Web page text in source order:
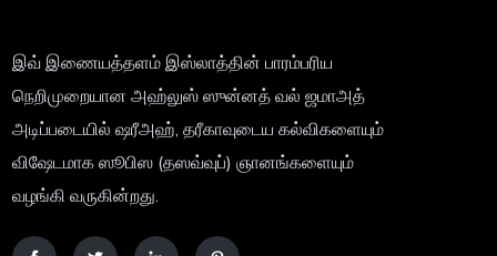
இவ் இணையத்தளம் இஸ்லாத்தின் பாரம்பரிய
நெறிமுறையான அஹ்லுஸ் ஸுன்னத் வல் ஜமாஅத்
அடிப்படையில் ஷரீஅஹ், தரீகாவுடைய கல்விகளையும்
விஷேடமாக ஸூபிஸ (தஸவ்வுப்) ஞானங்களையும்
வழங்கி வருகின்றது.